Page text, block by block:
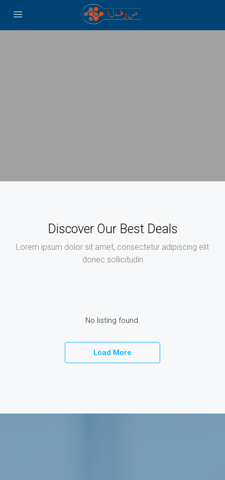
Discover Our Best Deals
Lorem ipsum dolor sit amet, consectetur adipiscing elit
donec sollicitudin
No listing found.
Load More